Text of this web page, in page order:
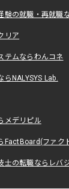
験の就職・再就職
リア
テムならわんコネ
NALYSYS Lab.
メデリピル
FactBoard(ファク
士の転職ならレバ